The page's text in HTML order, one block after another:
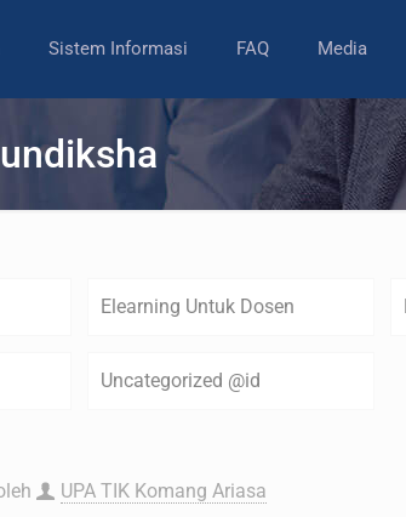
Sistem Informasi FAQ Media
Elearning Untuk Dosen
Uncategorized @id
UPA TIK Komang Ariasa